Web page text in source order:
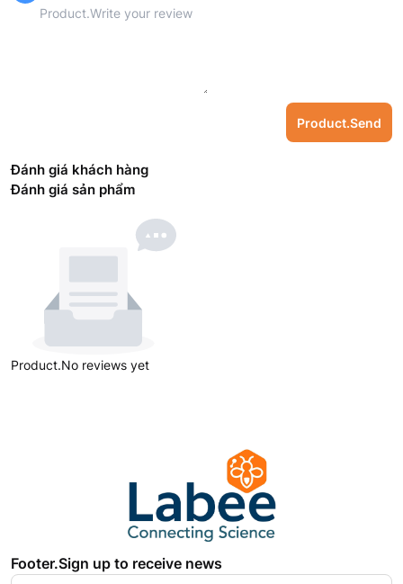
Product.Send
Đánh giá khách hàng
Đánh giá sản phẩm
Product.No reviews yet
Footer.Sign up to receive news